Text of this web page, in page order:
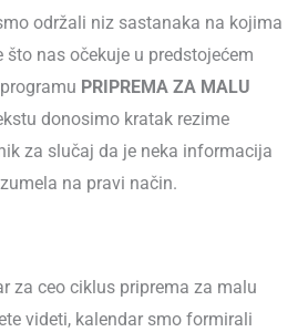
održali niz sastanaka na kojima
nas očekuje u predstojećem
PRIPREMA ZA MALU
donosimo kratak rezime
za slučaj da je neka informacija
na pravi način.
za ceo ciklus priprema za malu
videti, kalendar smo formirali